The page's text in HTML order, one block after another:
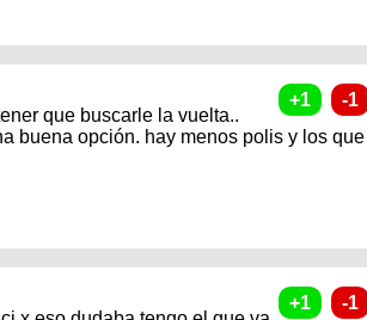
que buscarle la vuelta..
buena opción. hay menos polis y los que